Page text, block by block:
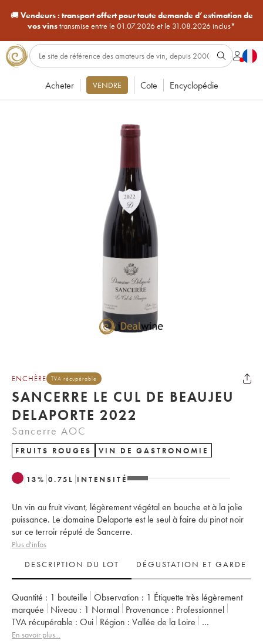
🚚Vendeurs : transport offert pour toute demande d’estimation de
vos vinstransmise entre le 01.07.2026 et le 31.08.2026 inclus*
Acheter VENDRE Cote Encyclopédie
ENCHÈRE TVA récupérable
SANCERRE LE CUL DE BEAUJEU
DELAPORTE 2022
Sancerre AOC
FRUITS ROUGES VIN DE GASTRONOMIE
13% 0.75 L INTENSITÉ
Un vin au fruit vivant, légèrement végétal en bouche et à la jolie
puissance. Le domaine Delaporte est le seul à faire du pinot noir
sur ce terroir réputé de Sancerre.
Plus d'infos
DESCRIPTION DU LOT
DÉGUSTATION ET GARDE
Quantité : 1 bouteille Observation : 1 Étiquette très légèrement
marquée
Niveau : 1 Normal Provenance :
professionnel
TVA récupérable :
oui Région :
Vallée de la Loire
Appellation :
En savoir plus...